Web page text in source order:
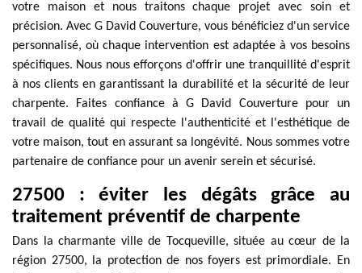
votre maison et nous traitons chaque projet avec soin et
précision. Avec G David Couverture, vous bénéficiez d'un service
personnalisé, où chaque intervention est adaptée à vos besoins
spécifiques. Nous nous efforçons d'offrir une tranquillité d'esprit
à nos clients en garantissant la durabilité et la sécurité de leur
charpente. Faites confiance à G David Couverture pour un
travail de qualité qui respecte l'authenticité et l'esthétique de
votre maison, tout en assurant sa longévité. Nous sommes votre
partenaire de confiance pour un avenir serein et sécurisé.
27500 : éviter les dégâts grâce au
traitement préventif de charpente
Dans la charmante ville de Tocqueville, située au cœur de la
région 27500, la protection de nos foyers est primordiale. En